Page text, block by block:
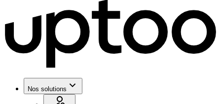
Nos solutions